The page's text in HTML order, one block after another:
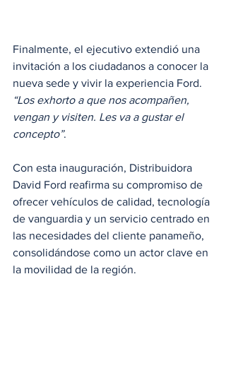
Finalmente, el ejecutivo extendió una
invitación a los ciudadanos a conocer la
nueva sede y vivir la experiencia Ford.
“Los exhorto a que nos acompañen,
vengan y visiten. Les va a gustar el
concepto”.
Con esta inauguración, Distribuidora
David Ford reafirma su compromiso de
ofrecer vehículos de calidad, tecnología
de vanguardia y un servicio centrado en
las necesidades del cliente panameño,
consolidándose como un actor clave en
la movilidad de la región.